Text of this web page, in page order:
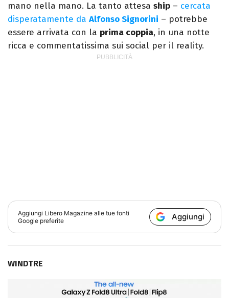
mano nella mano. La tanto attesa ship – cercata
disperatamente da Alfonso Signorini – potrebbe
essere arrivata con la prima coppia, in una notte
ricca e commentatissima sui social per il reality.
Aggiungi Libero Magazine alle tue fonti
Google preferite
Aggiungi
WINDTRE